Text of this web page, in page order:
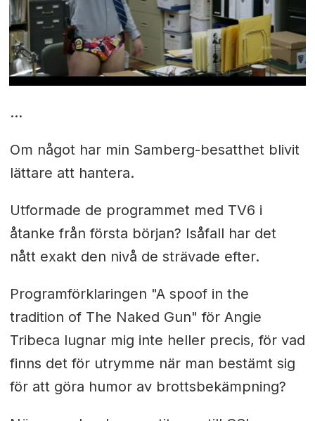
...
Om något har min Samberg-besatthet blivit
lättare att hantera.
Utformade de programmet med TV6 i
åtanke från första början? Isåfall har det
nått exakt den nivå de strävade efter.
Programförklaringen "A spoof in the
tradition of The Naked Gun" för Angie
Tribeca lugnar mig inte heller precis, för vad
finns det för utrymme när man bestämt sig
för att göra humor av brottsbekämpning?